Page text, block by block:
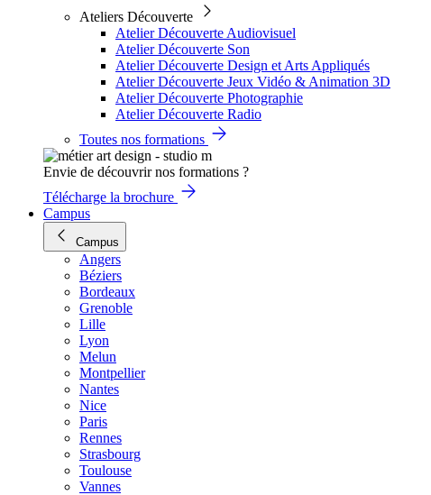
Ateliers Découverte
Atelier Découverte Audiovisuel
Atelier Découverte Son
Atelier Découverte Design et Arts Appliqués
Atelier Découverte Jeux Vidéo & Animation 3D
Atelier Découverte Photographie
Atelier Découverte Radio
Toutes nos formations
Envie de découvrir nos formations ?
Télécharge la brochure
Campus
Campus
Angers
Béziers
Bordeaux
Grenoble
Lille
Lyon
Melun
Montpellier
Nantes
Nice
Paris
Rennes
Strasbourg
Toulouse
Vannes